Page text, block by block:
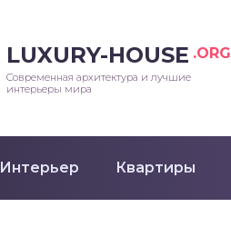
LUXURY-HOUSE .ORG
Современная архитектура и лучшие
интерьеры мира
Интерьер Квартиры